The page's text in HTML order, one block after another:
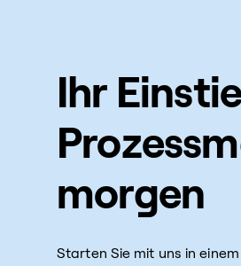
Ihr
morgen
Starten Sie mit uns in